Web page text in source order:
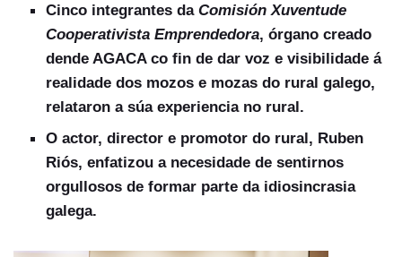
Cinco integrantes daComisión Xuventude
Cooperativista Emprendedora, órgano creado
dende AGACA co fin de dar voz e visibilidade á
realidade dos mozos e mozas do rural galego,
relataron a súa experiencia no rural.
O actor, director e promotor do rural , Ruben
Riós, enfatizou a necesidade de sentirnos
orgullosos de formar parte da idiosincrasia
galega.